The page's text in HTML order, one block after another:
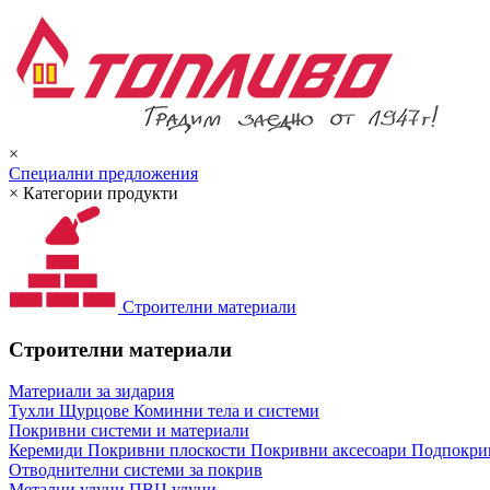
×
Специални предложения
× Категории продукти
Строителни материали
Строителни материали
Материали за зидария
Тухли Щурцове Коминни тела и системи
Покривни системи и материали
Керемиди Покривни плоскости Покривни аксесоари
Отводнителни системи за покрив